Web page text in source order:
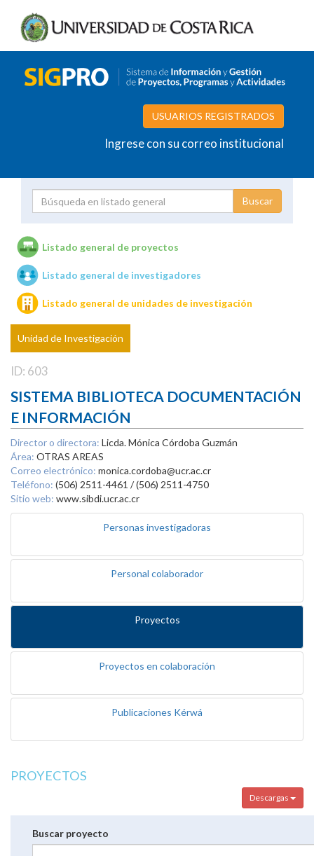
USUARIOS REGISTRADOS
Ingrese con su correo institucional
Unidades de investigación
Listado general de proyectos
Listado general de investigadores
Listado general de unidades de investigación
Unidad de Investigación
ID: 603
SISTEMA BIBLIOTECA DOCUMENTACIÓN
E INFORMACIÓN
Director o directora: Licda. Mónica Córdoba Guzmán
Área: OTRAS AREAS
Correo electrónico: monica.cordoba@ucr.ac.cr
Teléfono: (506) 2511-4461 / (506) 2511-4750
Sitio web: www.sibdi.ucr.ac.cr
Personas investigadoras
Personal colaborador
Proyectos
Proyectos en colaboración
Publicaciones Kérwá
PROYECTOS
Descargas
Buscar proyecto